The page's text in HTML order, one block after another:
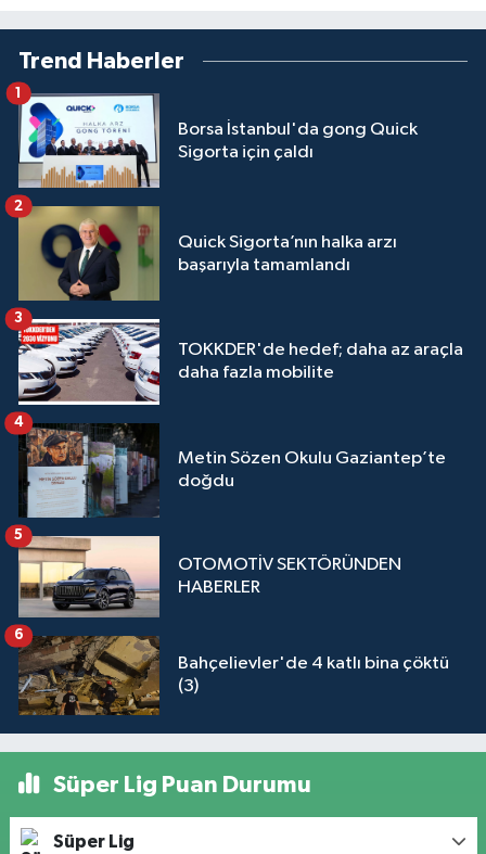
Trend Haberler
Borsa İstanbul'da gong Quick
Sigorta için çaldı
1
Quick Sigorta’nın halka arzı
başarıyla tamamlandı
2
TOKKDER'de hedef; daha az araçla
daha fazla mobilite
3
Metin Sözen Okulu Gaziantep’te
doğdu
4
OTOMOTİV SEKTÖRÜNDEN
HABERLER
5
Bahçelievler'de 4 katlı bina çöktü
(3)
6
Süper Lig Puan Durumu
Süper Lig